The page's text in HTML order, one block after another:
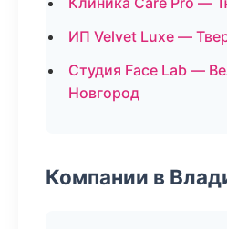
ИП Velvet Luxe —
Студия Face Lab —
Новгород
Компании в